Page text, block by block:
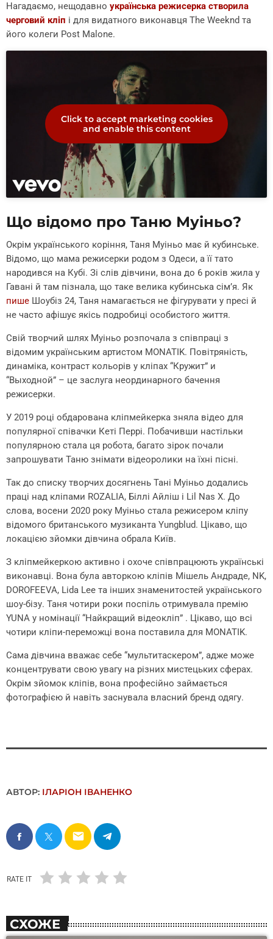
Нагадаємо, нещодавно українська режисерка створила
черговий кліп і для видатного виконавця The Weeknd та
його колеги Post Malone.
Click to accept marketing cookies
and enable this content
Що відомо про Таню Муіньо?
Окрім українського коріння, Таня Муіньо має й кубинське.
Відомо, що мама режисерки родом з Одеси, а її тато
народився на Кубі. Зі слів дівчини, вона до 6 років жила у
Гавані й там пізнала, що таке велика кубинська сім’я. Як
пише Шоубіз 24, Таня намагається не фігурувати у пресі й
не часто афішує якісь подробиці особистого життя.
Свій творчий шлях Муіньо розпочала з співпраці з
відомим українським артистом MONATIK. Повітряність,
динаміка, контраст кольорів у кліпах “Кружит” и
“Выходной” – це заслуга неординарного бачення
режисерки.
У 2019 році обдарована кліпмейкерка зняла відео для
популярної співачки Кеті Перрі. Побачивши настільки
популярною стала ця робота, багато зірок почали
запрошувати Таню знімати відеоролики на їхні пісні.
Так до списку творчих досягнень Тані Муіньо додались
праці над кліпами ROZALIA, Біллі Айліш і Lil Nas X. До
слова, восени 2020 року Муіньо стала режисером кліпу
відомого британського музиканта Yungblud. Цікаво, що
локацією зйомки дівчина обрала Київ.
З кліпмейкеркою активно і охоче співпрацюють українські
виконавці. Вона була авторкою кліпів Мішель Андраде, NK,
DOROFEEVA, Lida Lee та інших знаменитостей українського
шоу-бізу. Таня чотири роки поспіль отримувала премію
YUNA у номінації “Найкращий відеокліп” . Цікаво, що всі
чотири кліпи-переможці вона поставила для MONATIK.
Сама дівчина вважає себе “мультитаскером”, адже може
концентрувати свою увагу на різних мистецьких сферах.
Окрім зйомок кліпів, вона професійно займається
фотографією й навіть заснувала власний бренд одягу.
АВТОР: ІЛАРІОН ІВАНЕНКО
email
RATE IT
СХОЖЕ